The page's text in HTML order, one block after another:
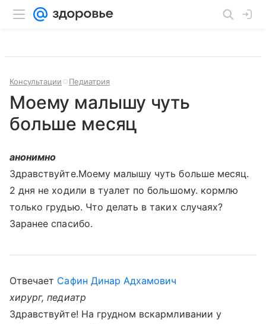
Консультации Педиатрия
Моему малышу чуть
больше месяц
анонимно
Здравствуйте.Моему малышу чуть больше месяц.
2 дня не ходили в туалет по большому. кормлю
только грудью. Что делать в таких случаях?
Заранее спасибо.
Отвечает Сафин Динар Адхамович
хирург, педиатр
Здравствуйте! На грудном вскармливании у